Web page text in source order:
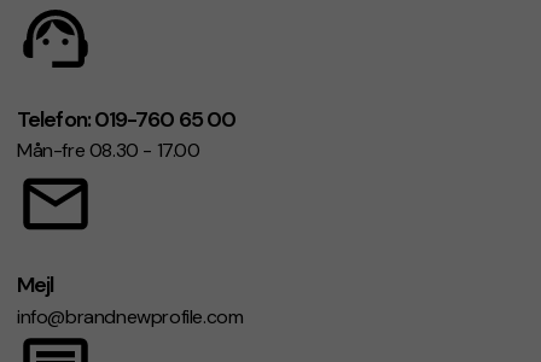
Telefon: 019-760 65 00
Mån-fre 08.30 - 17.00
Mejl
info@brandnewprofile.com